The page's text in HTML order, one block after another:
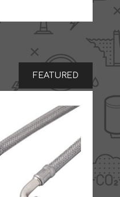
FEATURED